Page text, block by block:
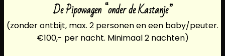
De Pipowagen “onder de Kastanje”
(zonder ontbijt, max. 2 personen en een baby/peuter.
€100,- per nacht. Minimaal 2 nachten)